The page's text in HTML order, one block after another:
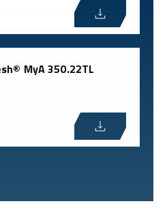
MyA 350.22TL